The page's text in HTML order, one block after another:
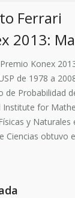
Ferrari
2013:
Konex
de 1978 a
de Probabilidad
Institute for
y
Ciencias obtuvo